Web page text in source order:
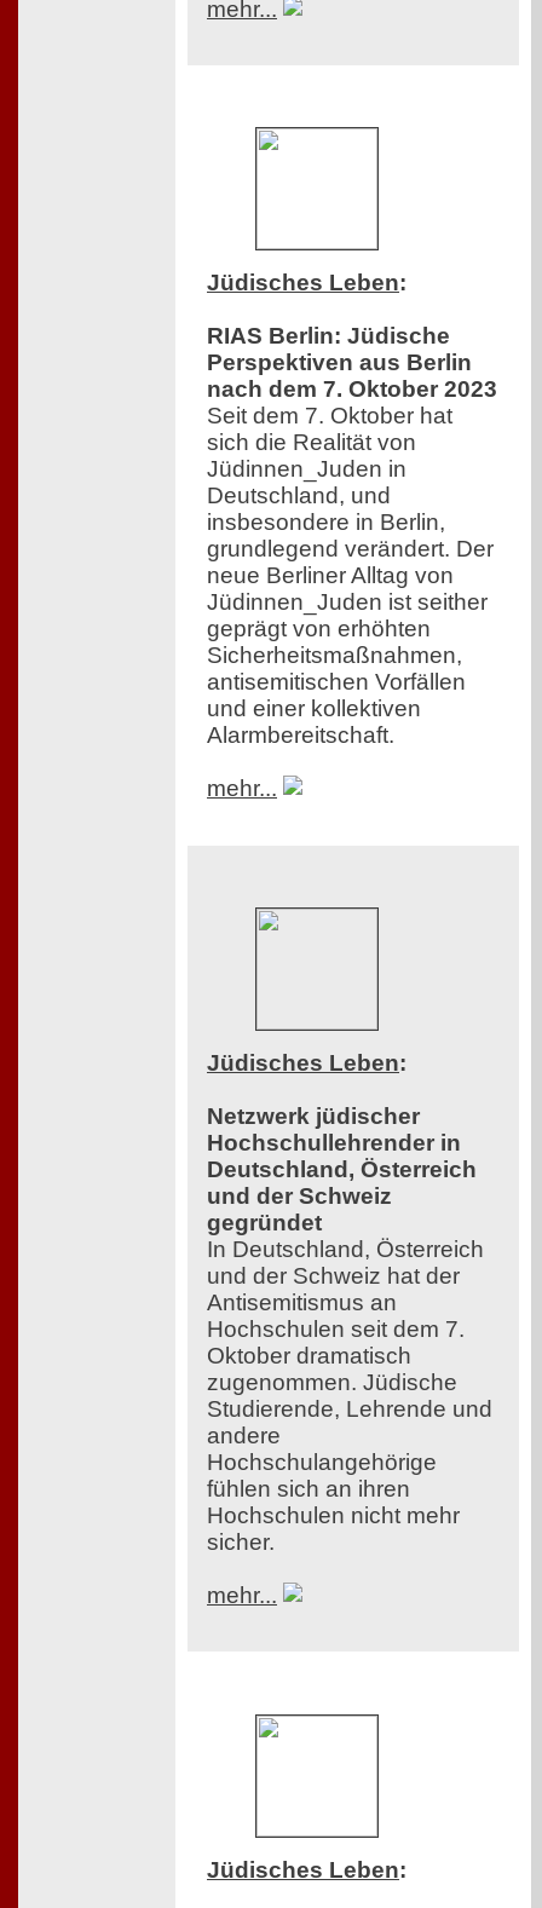
mehr...
Jüdisches Leben:
RIAS Berlin: Jüdische
Perspektiven aus Berlin
nach dem 7. Oktober 2023
Seit dem 7. Oktober hat
sich die Realität von
Jüdinnen_Juden in
Deutschland, und
insbesondere in Berlin,
grundlegend verändert. Der
neue Berliner Alltag von
Jüdinnen_Juden ist seither
geprägt von erhöhten
Sicherheitsmaßnahmen,
antisemitischen Vorfällen
und einer kollektiven
Alarmbereitschaft.
mehr...
Jüdisches Leben:
Netzwerk jüdischer
Hochschullehrender in
Deutschland, Österreich
und der Schweiz
gegründet
In Deutschland, Österreich
und der Schweiz hat der
Antisemitismus an
Hochschulen seit dem 7.
Oktober dramatisch
zugenommen. Jüdische
Studierende, Lehrende und
andere
Hochschulangehörige
fühlen sich an ihren
Hochschulen nicht mehr
sicher.
mehr...
Jüdisches Leben: